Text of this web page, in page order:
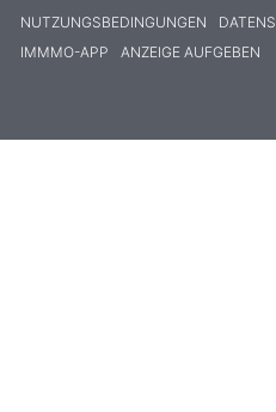
NUTZUNGSBEDINGUNGEN
IMMMO-APP
ANZEIGE AUFGEBEN